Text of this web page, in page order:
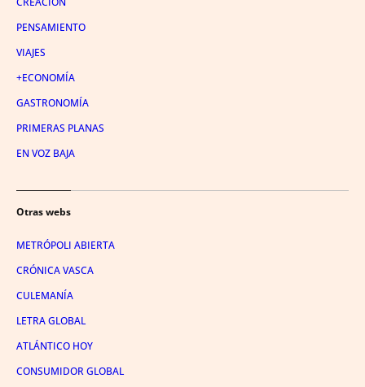
PENSAMIENTO
VIAJES
+ECONOMÍA
GASTRONOMÍA
PRIMERAS PLANAS
EN VOZ BAJA
Otras webs
METRÓPOLI ABIERTA
CRÓNICA VASCA
CULEMANÍA
LETRA GLOBAL
ATLÁNTICO HOY
CONSUMIDOR GLOBAL